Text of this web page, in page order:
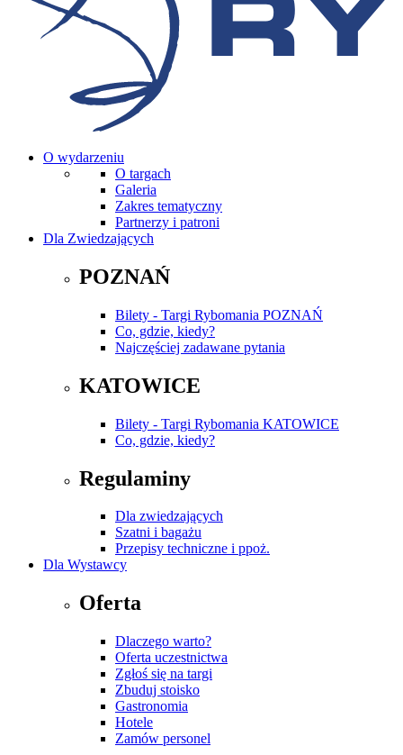
O wydarzeniu
O targach
Galeria
Zakres tematyczny
Partnerzy i patroni
Dla Zwiedzających
POZNAŃ
Bilety - Targi Rybomania POZNAŃ
Co, gdzie, kiedy?
Najczęściej zadawane pytania
KATOWICE
Bilety - Targi Rybomania KATOWICE
Co, gdzie, kiedy?
Regulaminy
Dla zwiedzających
Szatni i bagażu
Przepisy techniczne i ppoż.
Dla Wystawcy
Oferta
Dlaczego warto?
Oferta uczestnictwa
Zgłoś się na targi
Zbuduj stoisko
Gastronomia
Hotele
Zamów personel